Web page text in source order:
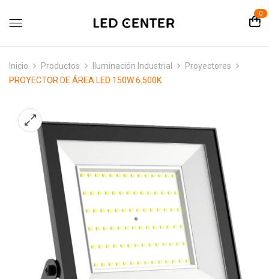
0
Inicio Productos Iluminación Industrial
Proyectores
PROYECTOR DE ÁREA LED 150W 6.500K